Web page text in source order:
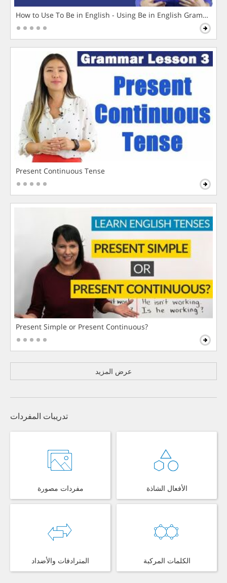
How to Use To Be in English - Using Be in English Grammar
Present Continuous Tense
Present Simple or Present Continuous?
عرض المزيد
تدريبات المفردات
مفردات مصورة الأفعال الشاذة
المترادفات والأضداد الكلمات المركبة